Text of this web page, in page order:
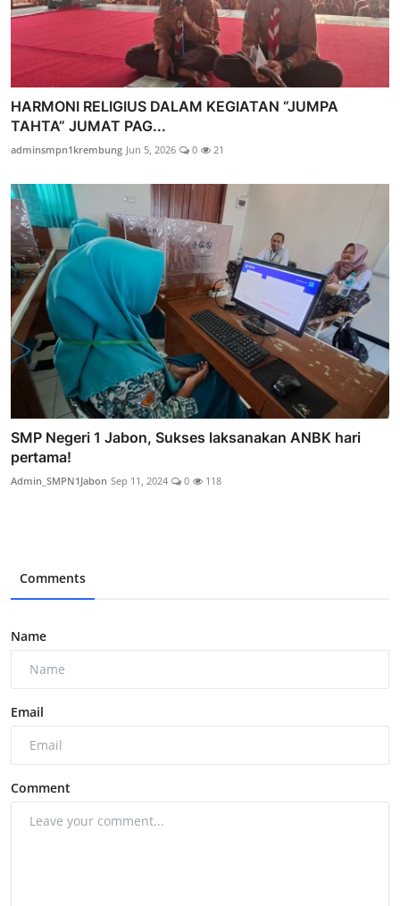
HARMONI RELIGIUS DALAM KEGIATAN “JUMPA
TAHTA” JUMAT PAG...
adminsmpn1krembung Jun 5, 2026 0 21
SMP Negeri 1 Jabon, Sukses laksanakan ANBK hari
pertama!
Admin_SMPN1Jabon Sep 11, 2024 0 118
Comments
Name
Email
Comment